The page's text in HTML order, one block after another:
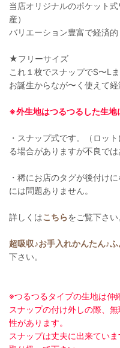
当店オリジナルのポケット
産）
バリエーション豊富で経済的
★フリーサイズ
これ１枚でスナップでS〜L
お誕生からなが〜く使えて
※外生地はつるつるした生地
・スナップ式です。（ロッ
る場合がありますが不良では
・稀にお店のタグが後付け
には問題ありません。
詳しくはこちらをご覧下さい
超吸収♪お手入れかんたん♪
下さい。
※つるつるタイプの生地は伸
スナップの付け外しの際、
性があります。
スナップは丈夫に出来てい